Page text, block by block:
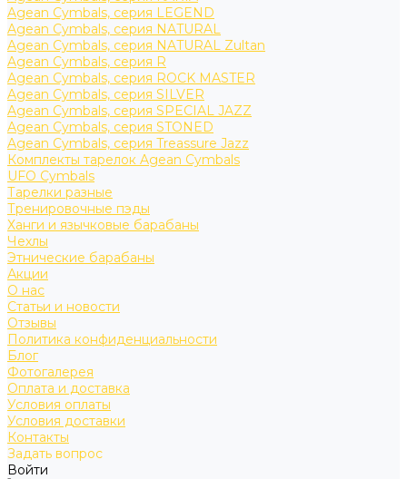
Agean Cymbals, серия LEGEND
Agean Cymbals, серия NATURAL
Agean Cymbals, серия NATURAL Zultan
Agean Cymbals, серия R
Agean Cymbals, серия ROCK MASTER
Agean Cymbals, серия SILVER
Agean Cymbals, серия SPECIAL JAZZ
Agean Cymbals, серия STONED
Agean Cymbals, серия Treassure Jazz
Комплекты тарелок Agean Cymbals
UFO Cymbals
Тарелки разные
Тренировочные пэды
Ханги и язычковые барабаны
Чехлы
Этнические барабаны
Акции
О нас
Статьи и новости
Отзывы
Политика конфиденциальности
Блог
Фотогалерея
Оплата и доставка
Условия оплаты
Условия доставки
Контакты
Задать вопрос
Войти